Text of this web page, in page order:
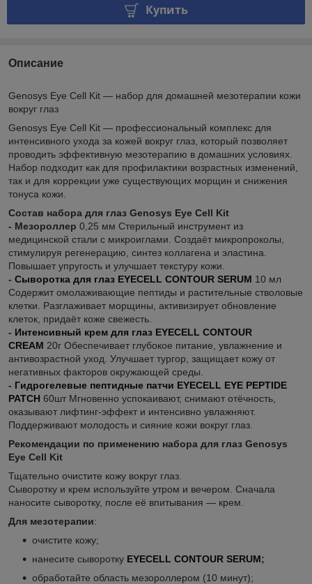
Купить
Описание
Genosys Eye Cell Kit — набор для домашней мезотерапии кожи
вокруг глаз
Genosys Eye Cell Kit — профессиональный комплекс для
интенсивного ухода за кожей вокруг глаз, который позволяет
проводить эффективную мезотерапию в домашних условиях.
Набор подходит как для профилактики возрастных изменений,
так и для коррекции уже существующих морщин и снижения
тонуса кожи.
Состав набора для глаз Genosys Eye Cell Kit
- Мезороллер 0,25 мм Стерильный инструмент из
медицинской стали с микроиглами. Создаёт микропроколы,
стимулируя регенерацию, синтез коллагена и эластина.
Повышает упругость и улучшает текстуру кожи.
- Сыворотка для глаз EYECELL CONTOUR SERUM 10 мл
Содержит омолаживающие пептиды и растительные стволовые
клетки. Разглаживает морщины, активизирует обновление
клеток, придаёт коже свежесть.
- Интенсивный крем для глаз EYECELL CONTOUR
CREAM 20г Обеспечивает глубокое питание, увлажнение и
антивозрастной уход. Улучшает тургор, защищает кожу от
негативных факторов окружающей среды.
- Гидрогелевые пептидные патчи EYECELL EYE PEPTIDE
PATCH 60шт Мгновенно успокаивают, снимают отёчность,
оказывают лифтинг-эффект и интенсивно увлажняют.
Поддерживают молодость и сияние кожи вокруг глаз.
Рекомендации по применению набора для глаз Genosys
Eye Cell Kit
Тщательно очистите кожу вокруг глаз.
Сыворотку и крем используйте утром и вечером. Сначала
наносите сыворотку, после её впитывания — крем.
Для мезотерапии:
очистите кожу;
нанесите сыворотку EYECELL CONTOUR SERUM;
обработайте область мезороллером (10 минут);